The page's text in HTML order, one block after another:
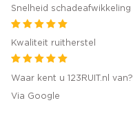
Snelheid schadeafwikkeling
Kwaliteit ruitherstel
Waar kent u 123RUIT.nl van?
Via Google